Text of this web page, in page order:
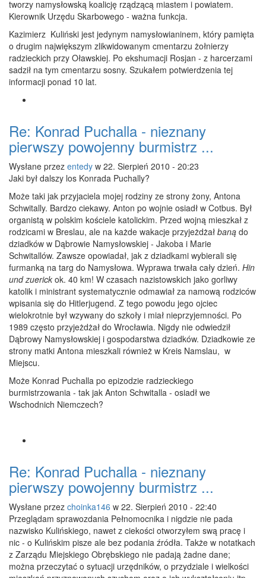
tworzy namysłowską koalicję rządzącą miastem i powiatem.
Kierownik Urzędu Skarbowego - ważna funkcja.
Kazimierz Kuliński jest jedynym namysłowianinem, który pamięta
o drugim największym zlikwidowanym cmentarzu żołnierzy
radzieckich przy Oławskiej. Po ekshumacji Rosjan - z harcerzami
sadził na tym cmentarzu sosny. Szukałem potwierdzenia tej
informacji ponad 10 lat.
Re: Konrad Puchalla - nieznany
pierwszy powojenny burmistrz ...
Wysłane przez entedy w 22. Sierpień 2010 - 20:23
Jaki był dalszy los Konrada Puchally?
Może taki jak przyjaciela mojej rodziny ze strony żony, Antona
Schwitally. Bardzo ciekawy. Anton po wojnie osiadł w Cotbus. Był
organistą w polskim kościele katolickim. Przed wojną mieszkał z
rodzicami w Breslau, ale na każde wakacje przyjeżdżał baną do
dziadków w Dąbrowie Namysłowskiej - Jakoba i Marie
Schwitallów. Zawsze opowiadał, jak z dziadkami wybierali się
furmanką na targ do Namysłowa. Wyprawa trwała cały dzień. Hin
und zuerick ok. 40 km! W czasach nazistowskich jako gorliwy
katolik i ministrant systematycznie odmawiał za namową rodziców
wpisania się do Hitlerjugend. Z tego powodu jego ojciec
wielokrotnie był wzywany do szkoły i miał nieprzyjemności. Po
1989 często przyjeżdżał do Wrocławia. Nigdy nie odwiedził
Dąbrowy Namysłowskiej i gospodarstwa dziadków. Dziadkowie ze
strony matki Antona mieszkali również w Kreis Namslau, w
Miejscu.
Może Konrad Puchalla po epizodzie radzieckiego
burmistrzowania - tak jak Anton Schwitalla - osiadł we
Wschodnich Niemczech?
Re: Konrad Puchalla - nieznany
pierwszy powojenny burmistrz ...
Wysłane przez choinka146 w 22. Sierpień 2010 - 22:40
Przeglądam sprawozdania Pełnomocnika i nigdzie nie pada
nazwisko Kulińskiego, nawet z ciekości otworzyłem swą pracę i
nic - o Kulińskim pisze ale bez podania źródła. Także w notatkach
z Zarządu Miejskiego Obrębskiego nie padają żadne dane;
można przeczytać o sytuacji urzędników, o przydziale i wielkości